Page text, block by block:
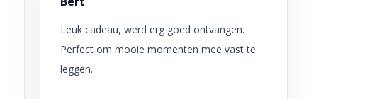
Leuk cadeau, werd erg goed ontvangen.
Perfect om mooie momenten mee vast te
leggen.